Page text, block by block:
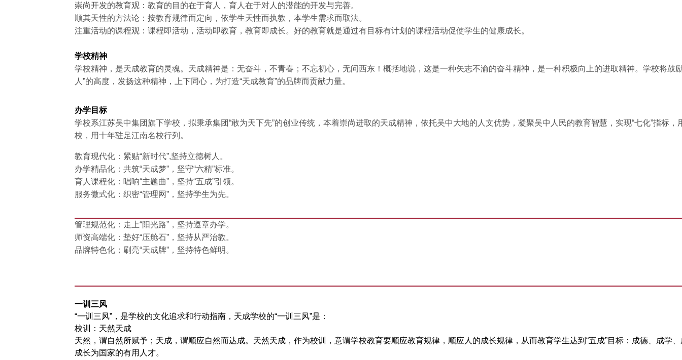
崇尚开发的教育观：教育的目的在于育人，育人在于对人的潜能的开发与完善。
顺其天性的方法论：按教育规律而定向，依学生天性而执教，本学生需求而取法。
注重活动的课程观：课程即活动，活动即教育，教育即成长。好的教育就是通过有目标有计划的课程活动促使学生的健康成长。
学校精神
学校精神，是天成教育的灵魂。天成精神是：无奋斗，不青春；不忘初心，无问西东！概括地说，这是一种矢志不渝的奋斗精神，是一种积极向上的进取精神。学校将鼓
人”的高度，发扬这种精神，上下同心，为打造“天成教育”的品牌而贡献力量。
办学目标
学校系江苏吴中集团旗下学校，拟秉承集团“敢为天下先”的创业传统，本着崇尚进取的天成精神，依托吴中大地的人文优势，凝聚吴中人民的教育智慧，实现“七化”指标，
校，用十年驻足江南名校行列。
教育现代化：紧贴“新时代”,坚持立德树人。
办学精品化：共筑“天成梦”，坚守“六精”标准。
育人课程化：唱响“主题曲”，坚持“五成”引领。
服务微式化：织密“管理网”，坚持学生为先。
管理规范化：走上“阳光路”，坚持遵章办学。
师资高端化：垫好“压舱石”，坚持从严治教。
品牌特色化；刷亮“天成牌”，坚持特色鲜明。
一训三风
“一训三风”，是学校的文化追求和行动指南，天成学校的“一训三风”是：
校训：天然天成
天然，谓自然所赋予；天成，谓顺应自然而达成。天然天成，作为校训，意谓学校教育要顺应教育规律，顺应人的成长规律，从而教育学生达到“五成”目标：成德、成学
成长为国家的有用人才。